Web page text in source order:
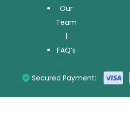
Our
Team
FAQ’s
Secured Payment: